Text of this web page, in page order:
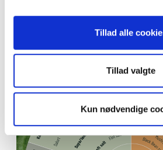
Tillad alle
Tillad valgte
Kun nødvendige